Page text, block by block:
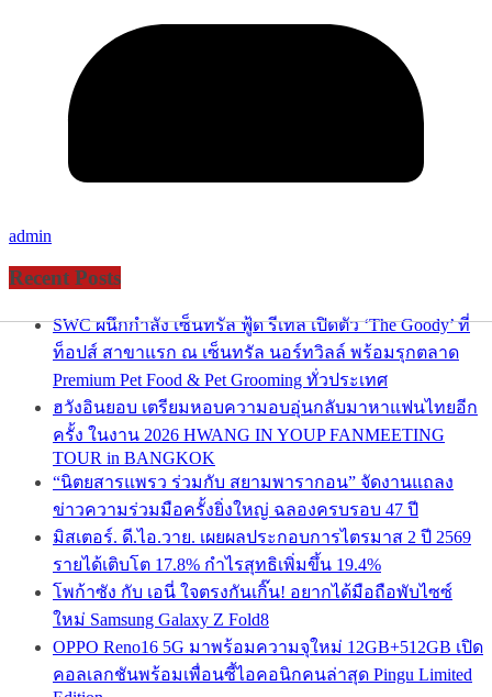
admin
Recent Posts
SWC ผนึกกำลัง เซ็นทรัล ฟู้ด รีเทล เปิดตัว ‘The Goody’ ที่
ท็อปส์ สาขาแรก ณ เซ็นทรัล นอร์ทวิลล์ พร้อมรุกตลาด
Premium Pet Food & Pet Grooming ทั่วประเทศ
ฮวังอินยอบ เตรียมหอบความอบอุ่นกลับมาหาแฟนไทยอีก
ครั้ง ในงาน 2026 HWANG IN YOUP FANMEETING
TOUR in BANGKOK
“นิตยสารแพรว ร่วมกับ สยามพารากอน” จัดงานแถลง
ข่าวความร่วมมือครั้งยิ่งใหญ่ ฉลองครบรอบ 47 ปี
มิสเตอร์. ดี.ไอ.วาย. เผยผลประกอบการไตรมาส 2 ปี 2569
รายได้เติบโต 17.8% กำไรสุทธิเพิ่มขึ้น 19.4%
โพก้าซัง กับ เอนี่ ใจตรงกันเกิ๊น! อยากได้มือถือพับไซซ์
ใหม่ Samsung Galaxy Z Fold8
OPPO Reno16 5G มาพร้อมความจุใหม่ 12GB+512GB เปิด
คอลเลกชันพร้อมเพื่อนซี้ไอคอนิกคนล่าสุด Pingu Limited